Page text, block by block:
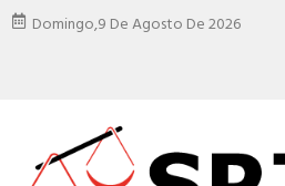
Domingo,9 De Agosto De 2026